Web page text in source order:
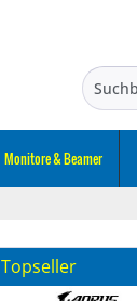
Monitore & Beamer
Topseller